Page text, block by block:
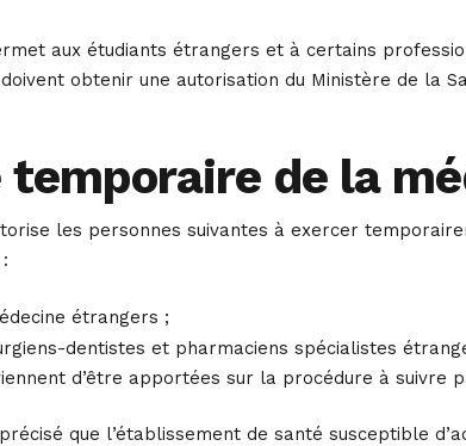
aux étudiants étrangers et à certains
obtenir une autorisation du Ministère de la
temporaire de la
les personnes suivantes à exercer
étrangers ;
dentistes et pharmaciens spécialistes
d’être apportées sur la procédure à
que l’établissement de santé susceptible